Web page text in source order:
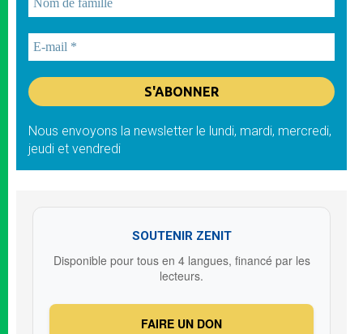
Nous envoyons la newsletter le lundi, mardi, mercredi,
jeudi et vendredi
SOUTENIR ZENIT
Disponible pour tous en 4 langues, financé par les
lecteurs.
FAIRE UN DON